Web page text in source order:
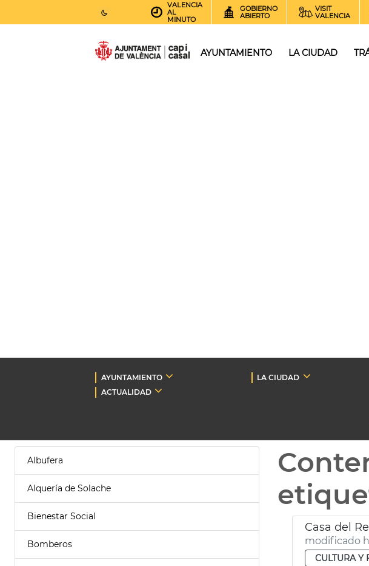
AEMET.GRADOS
VALENCIA
AL
MINUTO
GOBIERNO
ABIERTO
VISIT
VALENCIA
AYUNTAMIENTO LA CIUDAD
AYUNTAMIENTO LA CIUDAD
ACTUALIDAD
Albufera
Alquería de Solache
Bienestar Social
Bomberos
Casa del
modificado
CULTURA Y